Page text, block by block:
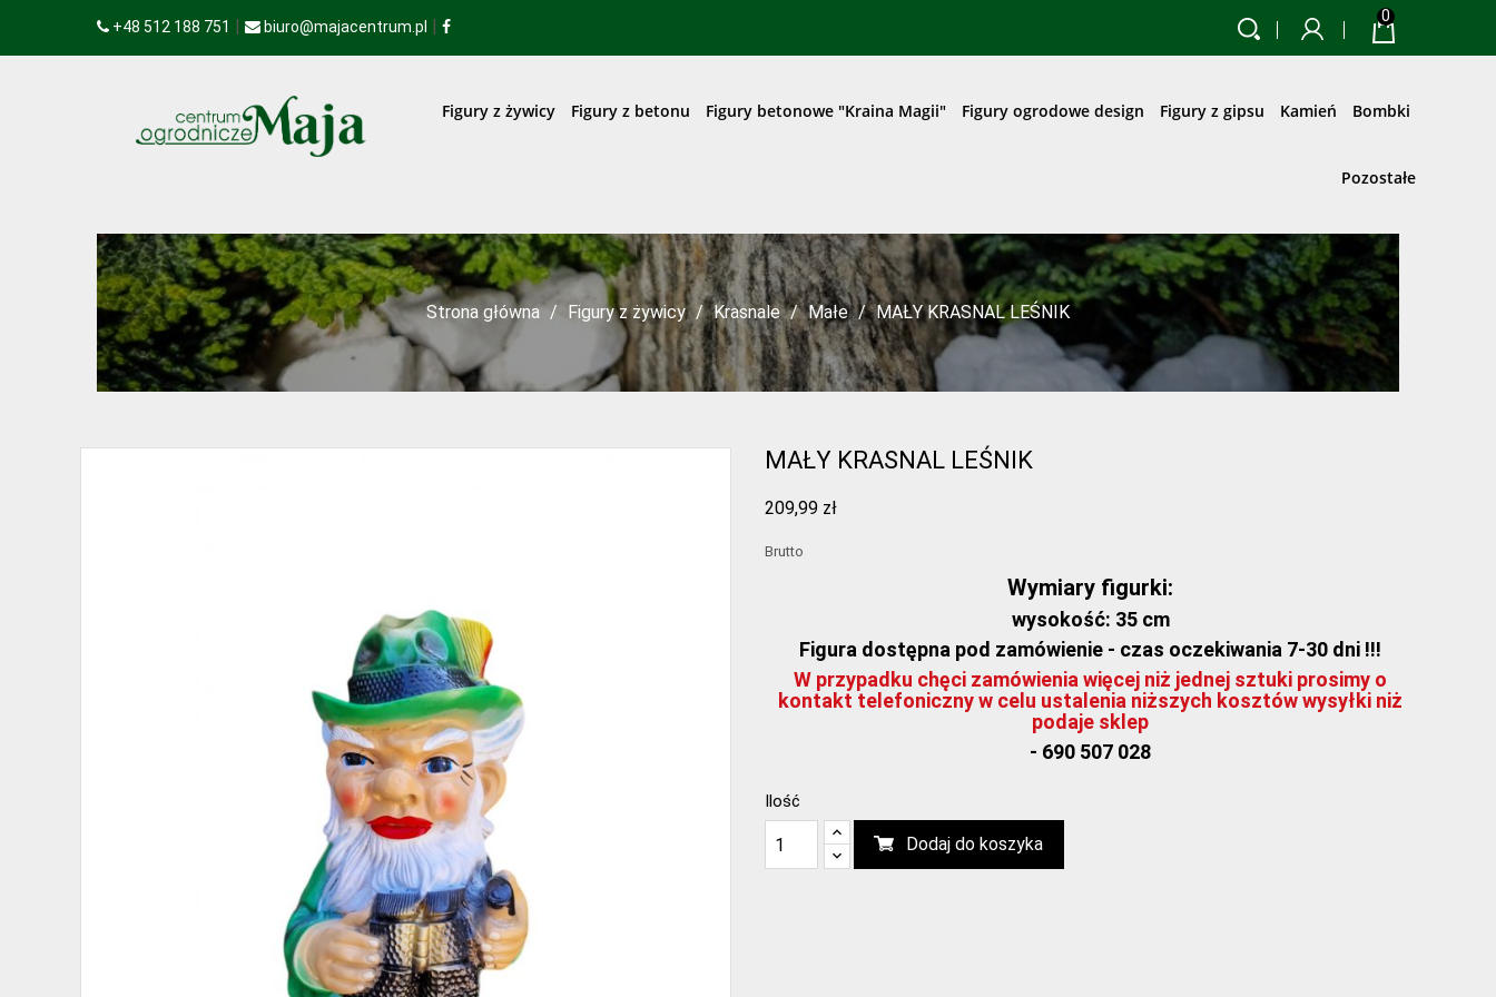
+48 512 188 751 | biuro@majacentrum.pl | 0
Figury z żywicy Figury z betonu Figury betonowe "Kraina Magii" Figury ogrodowe design Figury z gipsu Kamień Bombki
Pozostałe
Strona główna Figury z żywicy Krasnale Małe MAŁY KRASNAL LEŚNIK
MAŁY KRASNAL LEŚNIK
209,99 zł
Brutto
Wymiary figurki:
wysokość: 35 cm
Figura dostępna pod zamówienie - czas oczekiwania 7-30 dni !!!
W przypadku chęci zamówienia więcej niż jednej sztuki prosimy o
kontakt telefoniczny w celu ustalenia niższych kosztów wysyłki niż
podaje sklep
- 690 507 028
Ilość
Dodaj do koszyka